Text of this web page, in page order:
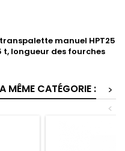
manuel HPT25
longueur des fourches
MÊME CATÉGORIE :
>
<